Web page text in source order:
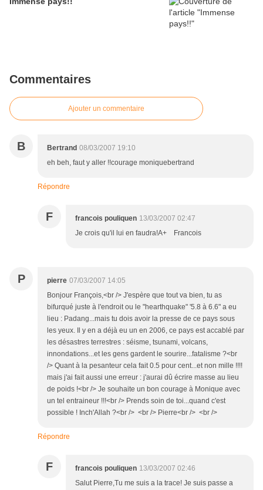
Commentaires
Ajouter un commentaire
B Bertrand 08/03/2007 19:10
eh beh, faut y aller !!courage moniquebertrand
Répondre
F francois pouliquen 13/03/2007 02:47
Je crois qu'il lui en faudra!A+ Francois
P pierre 07/03/2007 14:05
Bonjour François,<br /> J'espère que tout va bien, tu as
bifurqué juste à l'endroit ou le "hearthquake" '5.8 à 6.6" a eu
lieu : Padang...mais tu dois avoir la presse de ce pays sous
les yeux. Il y en a déjà eu un en 2006, ce pays est accablé par
les désastres terrestres : séisme, tsunami, volcans,
innondations...et les gens gardent le sourire...fatalisme ?<br
/> Quant à la pesanteur cela fait 0.5 pour cent...et non mille !!!!
mais j'ai fait aussi une erreur : j'aurai dû écrire masse au lieu
de poids !<br /> Je souhaite un bon courage à Monique avec
un tel entraineur !!!<br /> Prends soin de toi...quand c'est
possible ! Inch'Allah ?<br /> <br /> Pierre<br /> <br />
Répondre
F francois pouliquen 13/03/2007 02:46
Salut Pierre,Tu me suis a la trace! Je suis passe a